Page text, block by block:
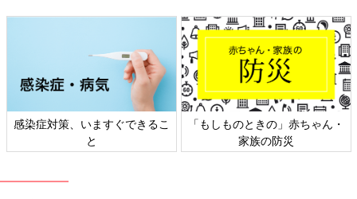
感染症対策、いますぐできるこ
と
「もしものときの」赤ちゃん・
家族の防災